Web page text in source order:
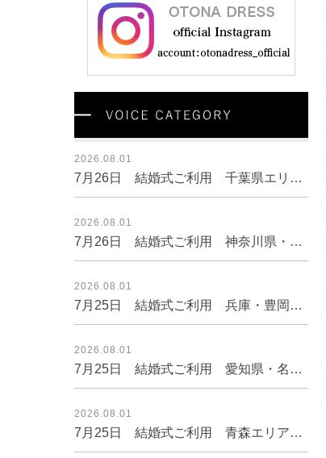
2026.08.01
7月26日 結婚式ご利用 千葉県エリア｜CL1-463CHC-M（3点セット(バッグ)）
2026.08.01
7月26日 結婚式ご利用 神奈川県・横浜エリア｜AB1-426GRY-L（ドレス単品）
2026.08.01
7月25日 結婚式ご利用 兵庫・豊岡エリア｜CL1-466GRE-M（ドレス単品）
2026.08.01
7月25日 結婚式ご利用 愛知県・名古屋エリア｜CL1-463OV-M（ドレス単品）
2026.08.01
7月25日 結婚式ご利用 青森エリア｜CR1-462BL-S（ドレス単品）